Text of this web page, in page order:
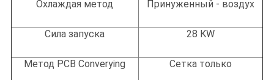
Охлаждая метод Принуженный - воздух
Сила запуска 28 KW
Метод PCB Converying Сетка только